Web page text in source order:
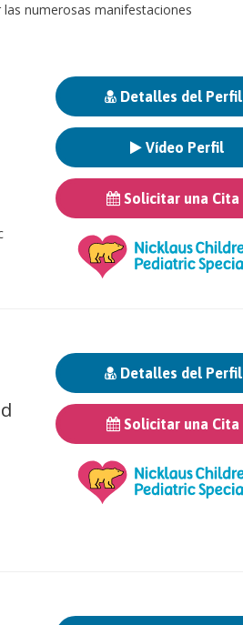
numerosas manifestaciones
Detalles del Perfil
Vídeo Perfil
Solicitar una Cita
Detalles del Perfil
Solicitar una Cita